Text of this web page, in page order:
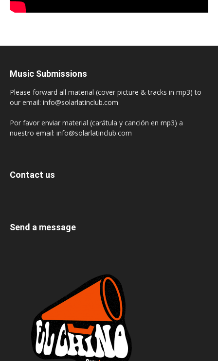
Music Submissions
Please forward all material (cover picture & tracks in mp3) to
our email: info@solarlatinclub.com
Por favor enviar material (carátula y canción en mp3) a
nuestro email: info@solarlatinclub.com
Contact us
Send a message